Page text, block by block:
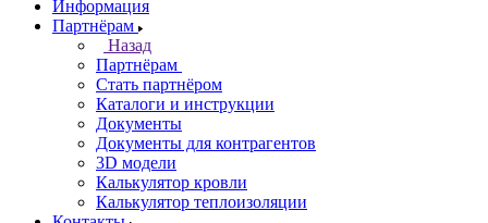
Информация
Партнёрам
Назад
Партнёрам
Стать партнёром
Каталоги и инструкции
Документы
Документы для контрагентов
3D модели
Калькулятор кровли
Калькулятор теплоизоляции